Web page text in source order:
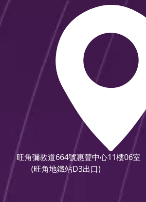
旺角彌敦道664號惠豐中心11樓06室
(旺角地鐵站D3出口)